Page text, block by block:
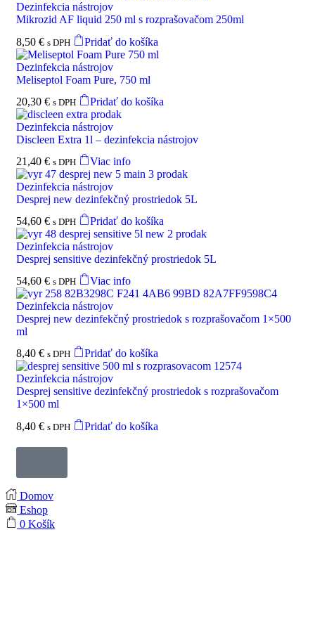
Dezinfekcia nástrojov
Mikrozid AF liquid 250 ml s rozprašovačom 250ml
8,50 € s DPH Pridať do košíka
Dezinfekcia nástrojov
Meliseptol Foam Pure, 750 ml
20,30 € s DPH Pridať do košíka
Dezinfekcia nástrojov
Discleen Extra 1l – dezinfekcia nástrojov
21,40 € s DPH Viac info
Dezinfekcia nástrojov
Desprej new dezinfekčný prostriedok 5L
54,60 € s DPH Pridať do košíka
Dezinfekcia nástrojov
Desprej sensitive dezinfekčný prostriedok 5L
54,60 € s DPH Viac info
Dezinfekcia nástrojov
Desprej new dezinfekčný prostriedok s rozprašovačom 1×500
ml
8,40 € s DPH Pridať do košíka
Dezinfekcia nástrojov
Desprej sensitive dezinfekčný prostriedok s rozprašovačom
1×500 ml
8,40 € s DPH Pridať do košíka
Domov
Eshop
0 Košík